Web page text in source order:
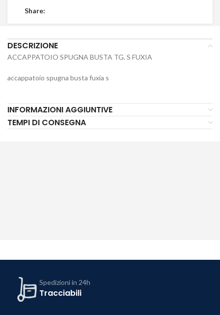
Share:
DESCRIZIONE
ACCAPPATOIO SPUGNA BUSTA TG. S FUXIA
accappatoio spugna busta fuxia s
INFORMAZIONI AGGIUNTIVE
TEMPI DI CONSEGNA
Spedizioni in 24h
Tracciabili